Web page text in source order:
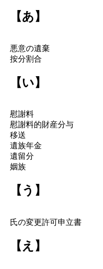
【あ】
悪意の遺棄
按分割合
【い】
慰謝料
慰謝料的財産分与
移送
遺族年金
遺留分
姻族
【う】
氏の変更許可申立書
【え】